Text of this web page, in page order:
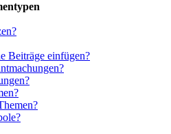
Beiträge einfügen?